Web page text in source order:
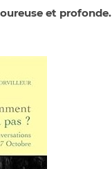
et profonde.